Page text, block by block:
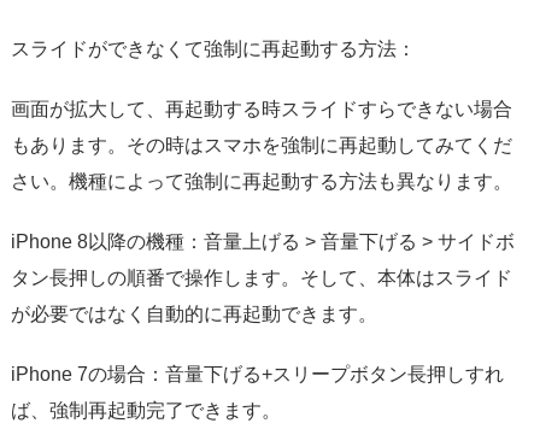
スライドができなくて強制に再起動する方法：
画面が拡大して、再起動する時スライドすらできない場合
もあります。その時はスマホを強制に再起動してみてくだ
さい。機種によって強制に再起動する方法も異なります。
iPhone 8以降の機種：音量上げる > 音量下げる > サイドボ
タン長押しの順番で操作します。そして、本体はスライド
が必要ではなく自動的に再起動できます。
iPhone 7の場合：音量下げる+スリープボタン長押しすれ
ば、強制再起動完了できます。